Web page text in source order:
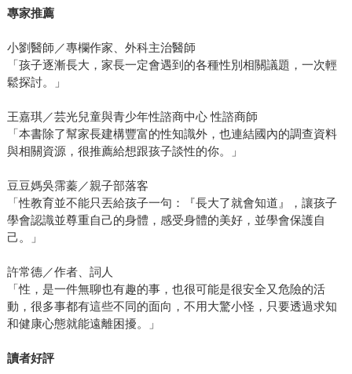
專家推薦
小劉醫師／專欄作家、外科主治醫師
「孩子逐漸長大，家長一定會遇到的各種性別相關議題，一次輕
鬆探討。」
王嘉琪／芸光兒童與青少年性諮商中心 性諮商師
「本書除了幫家長建構豐富的性知識外，也連結國內的調查資料
與相關資源，很推薦給想跟孩子談性的你。」
豆豆媽吳霈蓁／親子部落客
「性教育並不能只丟給孩子一句：『長大了就會知道』，讓孩子
學會認識並尊重自己的身體，感受身體的美好，並學會保護自
己。」
許常德／作者、詞人
「性，是一件無聊也有趣的事，也很可能是很安全又危險的活
動，很多事都有這些不同的面向，不用大驚小怪，只要透過求知
和健康心態就能遠離困擾。」
讀者好評